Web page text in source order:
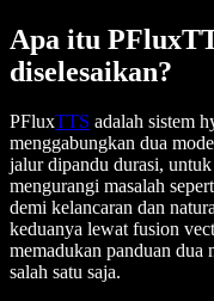
Apa itu
diselesaikan?
PFluxTTS adalah sistem
menggabungkan dua
jalur dipandu durasi,
mengurangi masalah
demi kelancaran dan
keduanya lewat fusion
memadukan panduan dua
salah satu saja.